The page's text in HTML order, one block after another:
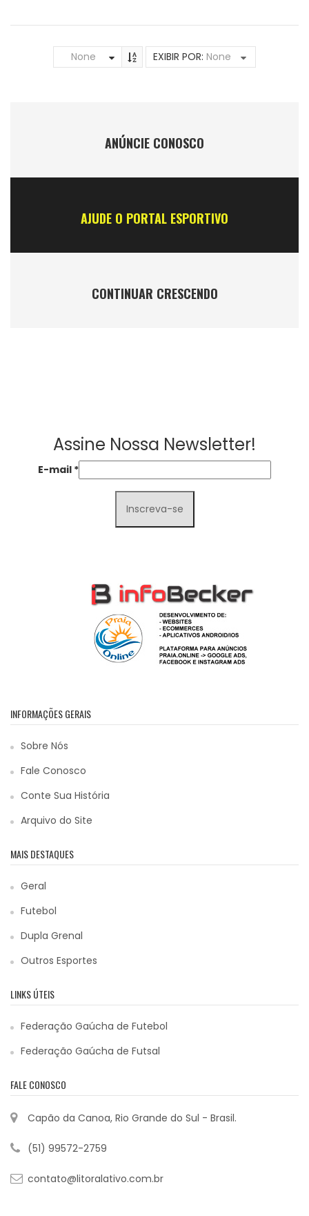
None EXIBIR POR: None
ANÚNCIE CONOSCO
AJUDE O PORTAL ESPORTIVO
CONTINUAR CRESCENDO
Assine Nossa Newsletter!
E-mail *
INFORMAÇÕES GERAIS
Sobre Nós
Fale Conosco
Conte Sua História
Arquivo do Site
MAIS DESTAQUES
Geral
Futebol
Dupla Grenal
Outros Esportes
LINKS ÚTEIS
Federação Gaúcha de Futebol
Federação Gaúcha de Futsal
FALE CONOSCO
Capão da Canoa, Rio Grande do Sul - Brasil.
(51) 99572-2759
contato@litoralativo.com.br